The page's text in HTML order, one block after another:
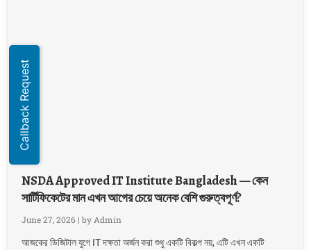
NSDA Approved IT Institute Bangladesh — কেন
সার্টিফিকেটের মান এখন আগের চেয়ে অনেক বেশি গুরুত্বপূর্ণ?
June 27, 2026 | by Admin
আজকের ডিজিটাল যুগে IT দক্ষতা অর্জন করা শুধু একটি বিকল্প নয়, এটি এখন একটি
Callback Request